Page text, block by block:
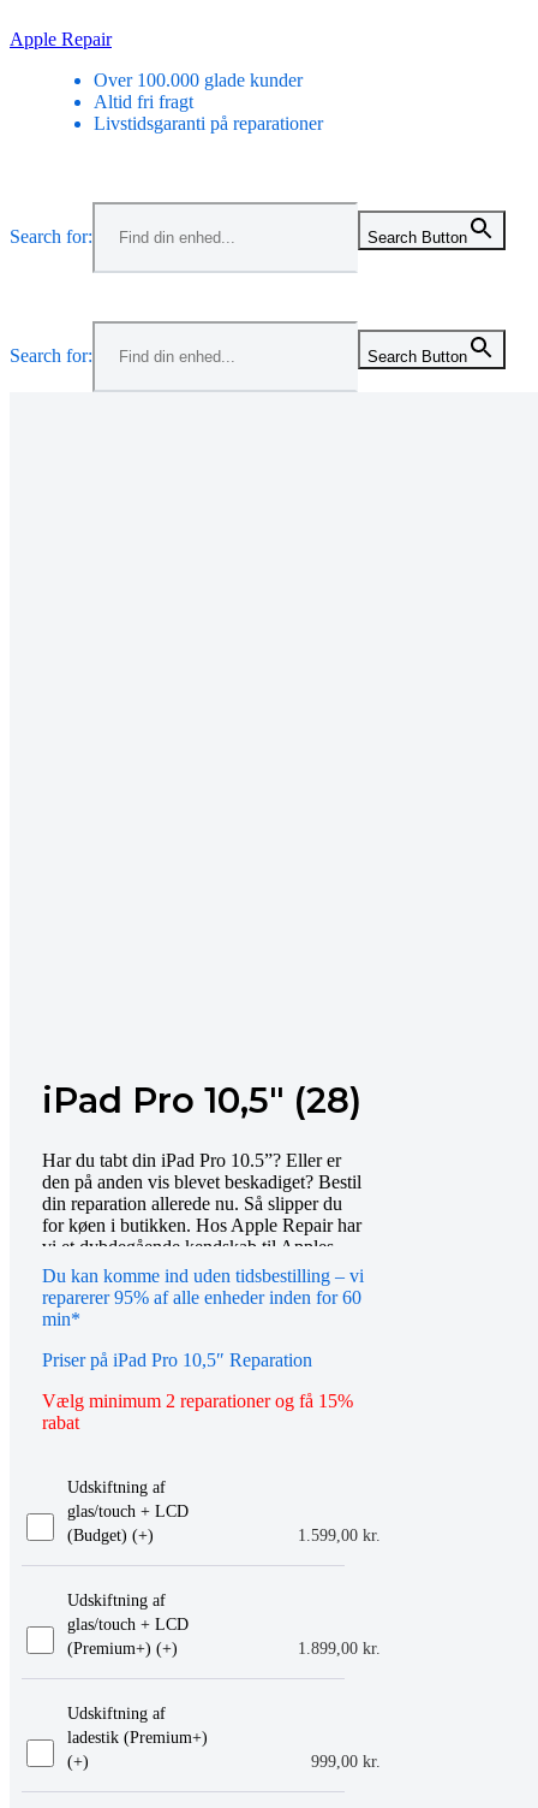
Skip
Apple Repair
Over 100.000 glade kunder
Altid fri fragt
Livstidsgaranti på reparationer
Search for: Search Button
Search for: Search Button
iPad Pro 10,5″ (28)
Har du tabt din iPad Pro 10.5”? Eller er
den på anden vis blevet beskadiget? Bestil
din reparation allerede nu. Så slipper du
for køen i butikken. Hos Apple Repair har
vi et dybdegående kendskab til Apples
populære tablets, inklusiv deres kraftfulde
Pro-serie. Over årene har vi haft rigtig
mange iPad Pro’er gennem butikken.
skal fikses. Det betyder, at vi kan udføre
de fleste reparationer på under 30
minutter. Hvis du har fået en vandskade,
skærmen er revnet eller batteriet er røget,
aftalte butik. Så har du en velfungerende
iPad Pro 10.5” snart igen.
Du kan komme ind uden tidsbestilling – vi
reparerer 95% af alle enheder inden for 60
min*
Priser på iPad Pro 10,5″ Reparation
Vælg minimum 2 reparationer og få 15%
rabat
Udskiftning af
glas/touch + LCD
(Budget) (+
1.599,00 kr.
)
Udskiftning af
glas/touch + LCD
(Premium+) (+
1.899,00 kr.
)
Udskiftning af
ladestik (Premium+)
(+
999,00 kr.
)